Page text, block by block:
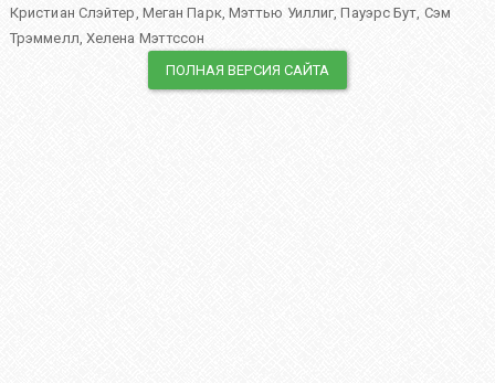
Кристиан Слэйтер, Меган Парк, Мэттью Уиллиг,Пауэрс Бут, Сэм
Трэммелл, Хелена Мэттссон
ПОЛНАЯ ВЕРСИЯ САЙТА